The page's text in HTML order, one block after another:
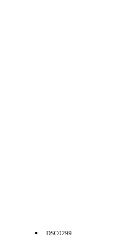
_DSC0299